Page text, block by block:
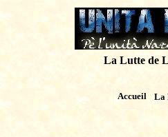
La Lutte de
Accueil La